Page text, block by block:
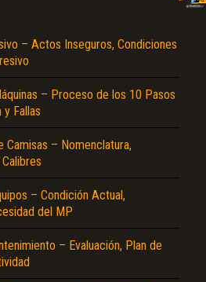
– Actos Inseguros, Condiciones
– Proceso de los 10 Pasos
y Fallas
Camisas – Nomenclatura,
– Condición Actual,
del MP
– Evaluación, Plan de